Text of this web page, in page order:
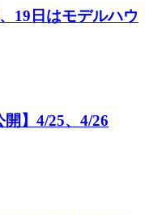
19日はモデルハウ
開】4/25、4/26